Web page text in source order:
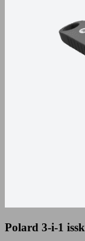
Polard 3-i-1